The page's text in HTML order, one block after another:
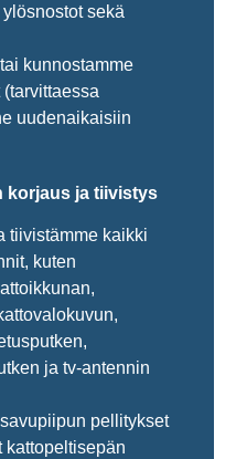
sekä
kunnostamme
uudenaikaisiin
korjaus ja tiivistys
tiivistämme kaikki
kuten
ja tv-antennin
pellitykset
kattopeltisepän